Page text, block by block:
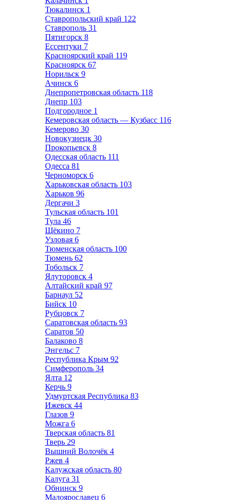
Тюкалинск 1
Ставропольский край 122
Ставрополь 31
Пятигорск 8
Ессентуки 7
Красноярский край 119
Красноярск 67
Норильск 9
Ачинск 6
Днепропетровская область 118
Днепр 103
Подгородное 1
Кемеровская область — Кузбасс 116
Кемерово 30
Новокузнецк 30
Прокопьевск 8
Одесская область 111
Одесса 81
Черноморск 6
Харьковская область 103
Харьков 96
Дергачи 3
Тульская область 101
Тула 46
Щёкино 7
Узловая 6
Тюменская область 100
Тюмень 62
Тобольск 7
Ялуторовск 4
Алтайский край 97
Барнаул 52
Бийск 10
Рубцовск 7
Саратовская область 93
Саратов 50
Балаково 8
Энгельс 7
Республика Крым 92
Симферополь 34
Ялта 12
Керчь 9
Удмуртская Республика 83
Ижевск 44
Глазов 9
Можга 6
Тверская область 81
Тверь 29
Вышний Волочёк 4
Ржев 4
Калужская область 80
Калуга 31
Обнинск 9
Малоярославец 6